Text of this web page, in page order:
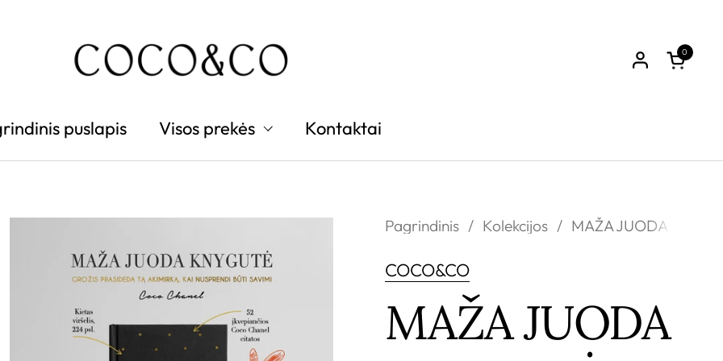
0
puslapis Visos prekės Kontaktai
Pagrindinis / Kolekcijos / MAŽA JUODA
COCO&CO
MAŽA JUODA